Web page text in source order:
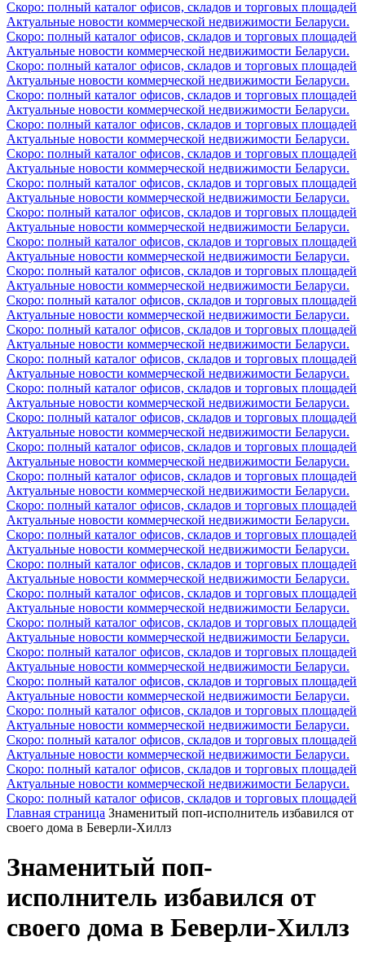
Скоро: полный каталог офисов, складов и торговых площадей
Актуальные новости коммерческой недвижимости Беларуси.
Скоро: полный каталог офисов, складов и торговых площадей
Актуальные новости коммерческой недвижимости Беларуси.
Скоро: полный каталог офисов, складов и торговых площадей
Актуальные новости коммерческой недвижимости Беларуси.
Скоро: полный каталог офисов, складов и торговых площадей
Актуальные новости коммерческой недвижимости Беларуси.
Скоро: полный каталог офисов, складов и торговых площадей
Актуальные новости коммерческой недвижимости Беларуси.
Скоро: полный каталог офисов, складов и торговых площадей
Актуальные новости коммерческой недвижимости Беларуси.
Скоро: полный каталог офисов, складов и торговых площадей
Актуальные новости коммерческой недвижимости Беларуси.
Скоро: полный каталог офисов, складов и торговых площадей
Актуальные новости коммерческой недвижимости Беларуси.
Скоро: полный каталог офисов, складов и торговых площадей
Актуальные новости коммерческой недвижимости Беларуси.
Скоро: полный каталог офисов, складов и торговых площадей
Актуальные новости коммерческой недвижимости Беларуси.
Скоро: полный каталог офисов, складов и торговых площадей
Актуальные новости коммерческой недвижимости Беларуси.
Скоро: полный каталог офисов, складов и торговых площадей
Актуальные новости коммерческой недвижимости Беларуси.
Скоро: полный каталог офисов, складов и торговых площадей
Актуальные новости коммерческой недвижимости Беларуси.
Скоро: полный каталог офисов, складов и торговых площадей
Актуальные новости коммерческой недвижимости Беларуси.
Скоро: полный каталог офисов, складов и торговых площадей
Актуальные новости коммерческой недвижимости Беларуси.
Скоро: полный каталог офисов, складов и торговых площадей
Актуальные новости коммерческой недвижимости Беларуси.
Скоро: полный каталог офисов, складов и торговых площадей
Актуальные новости коммерческой недвижимости Беларуси.
Скоро: полный каталог офисов, складов и торговых площадей
Актуальные новости коммерческой недвижимости Беларуси.
Скоро: полный каталог офисов, складов и торговых площадей
Актуальные новости коммерческой недвижимости Беларуси.
Скоро: полный каталог офисов, складов и торговых площадей
Актуальные новости коммерческой недвижимости Беларуси.
Скоро: полный каталог офисов, складов и торговых площадей
Актуальные новости коммерческой недвижимости Беларуси.
Скоро: полный каталог офисов, складов и торговых площадей
Актуальные новости коммерческой недвижимости Беларуси.
Скоро: полный каталог офисов, складов и торговых площадей
Актуальные новости коммерческой недвижимости Беларуси.
Скоро: полный каталог офисов, складов и торговых площадей
Актуальные новости коммерческой недвижимости Беларуси.
Скоро: полный каталог офисов, складов и торговых площадей
Актуальные новости коммерческой недвижимости Беларуси.
Скоро: полный каталог офисов, складов и торговых площадей
Актуальные новости коммерческой недвижимости Беларуси.
Скоро: полный каталог офисов, складов и торговых площадей
Актуальные новости коммерческой недвижимости Беларуси.
Скоро: полный каталог офисов, складов и торговых площадей
Главная страница Знаменитый поп-исполнитель избавился от
своего дома в Беверли-Хиллз
Знаменитый поп-
исполнитель избавился от
своего дома в Беверли-Хиллз